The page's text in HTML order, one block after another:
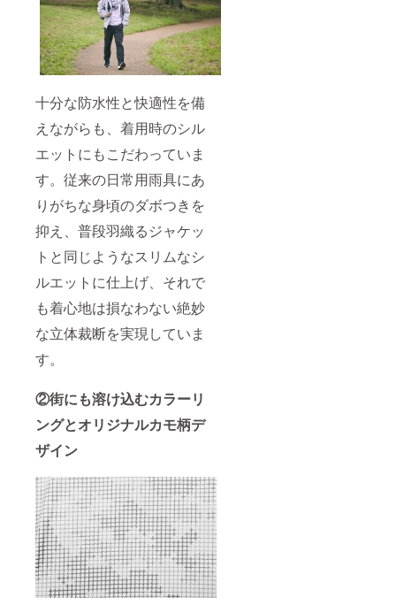
十分な防水性と快適性を備
えながらも、着用時のシル
エットにもこだわっていま
す。従来の日常用雨具にあ
りがちな身頃のダボつきを
抑え、普段羽織るジャケッ
トと同じようなスリムなシ
ルエットに仕上げ、それで
も着心地は損なわない絶妙
な立体裁断を実現していま
す。
②街にも溶け込むカラーリ
ングとオリジナルカモ柄デ
ザイン